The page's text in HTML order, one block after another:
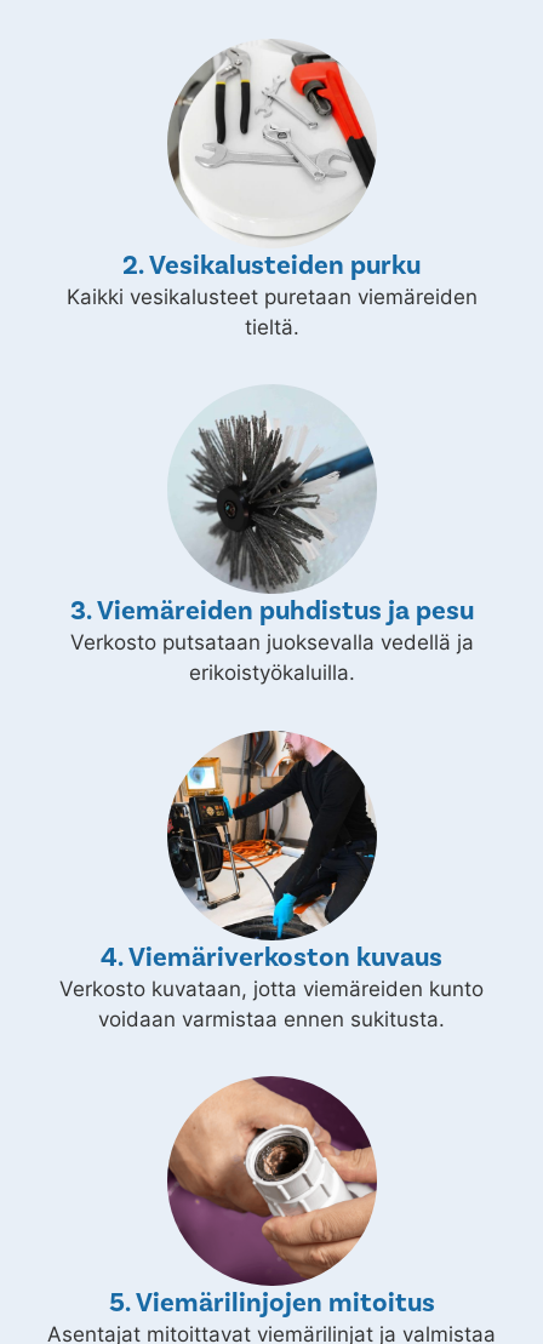
2. Vesikalusteiden purku
Kaikki vesikalusteet puretaan viemäreiden
tieltä.
3. Viemäreiden puhdistus ja pesu
Verkosto putsataan juoksevalla vedellä ja
erikoistyökaluilla.
4. Viemäriverkoston kuvaus
Verkosto kuvataan, jotta viemäreiden kunto
voidaan varmistaa ennen sukitusta.
5. Viemärilinjojen mitoitus
Asentajat mitoittavat viemärilinjat ja valmistaa